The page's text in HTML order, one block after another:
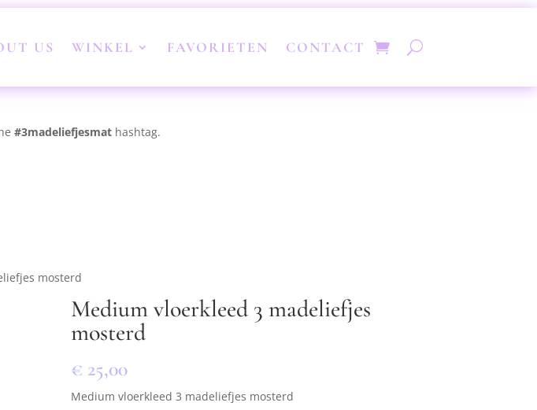
US WINKEL FAVORIETEN CONTACT
#3madeliefjesmat hashtag.
mosterd
Medium vloerkleed 3 madeliefjes
mosterd
€ 25,00
Medium vloerkleed 3 madeliefjes mosterd